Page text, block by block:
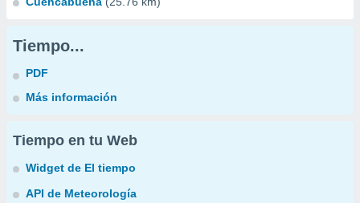
Tiempo...
PDF
Más información
Tiempo en tu Web
Widget de El tiempo
API de Meteorología